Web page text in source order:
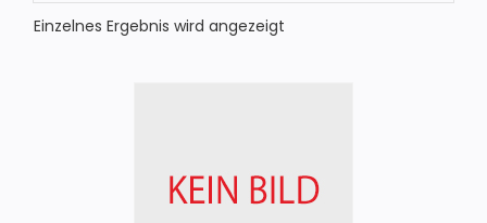
Einzelnes Ergebnis wird angezeigt